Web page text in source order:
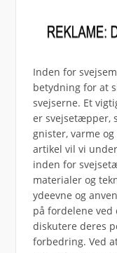
Inden for
betydning for at
svejserne. Et
er svejsetæpper,
gnister, varme
artikel vil vi
inden for
materialer og
ydeevne og
på fordelene
diskutere deres
forbedring. Ved